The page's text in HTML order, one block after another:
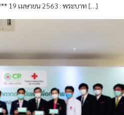
19 เมษายน 2563 : พระบาท […]